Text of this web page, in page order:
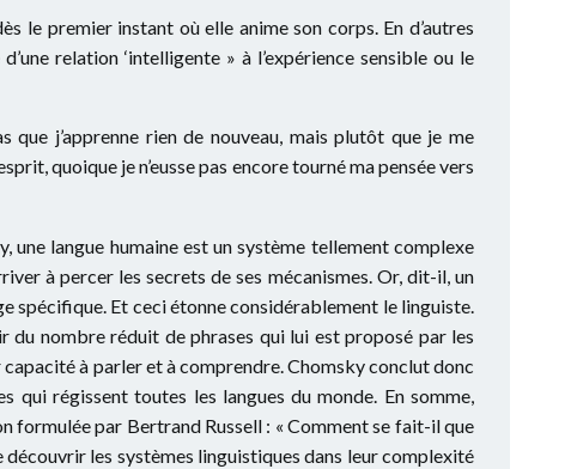
le premier instant où elle anime son corps. En d’autres
relation ‘intelligente » à l’expérience sensible ou le
j’apprenne rien de nouveau, mais plutôt que je me
quoique je n’eusse pas encore tourné ma pensée vers
langue humaine est un système tellement complexe
à percer les secrets de ses mécanismes. Or, dit-il, un
spécifique. Et ceci étonne considérablement le linguiste.
du nombre réduit de phrases qui lui est proposé par les
à parler et à comprendre. Chomsky conclut donc
qui régissent toutes les langues du monde. En somme,
formulée par Bertrand Russell : « Comment se fait-il que
les systèmes linguistiques dans leur complexité